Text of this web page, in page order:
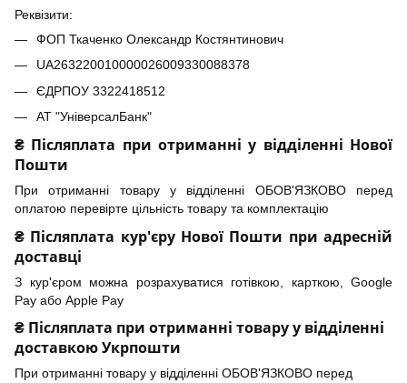
Реквізити:
ФОП Ткаченко Олександр Костянтинович
UA263220010000026009330088378
ЄДРПОУ 3322418512
АТ "УніверсалБанк"
₴ Післяплата при отриманні у відділенні Нової
Пошти
При отриманні товару у відділенні ОБОВ'ЯЗКОВО перед
оплатою перевірте цільність товару та комплектацію
₴ Післяплата кур'єру Нової Пошти при адресній
доставці
З кур'єром можна розрахуватися готівкою, карткою, Google
Pay або Apple Pay
₴ Післяплата при отриманні товару у відділенні
доставкою Укрпошти
При отриманні товару у відділенні ОБОВ'ЯЗКОВО перед